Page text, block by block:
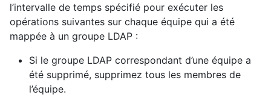
l’intervalle de temps spécifié pour exécuter les
opérations suivantes sur chaque équipe qui a été
mappée à un groupe LDAP :
Si le groupe LDAP correspondant d’une équipe a
été supprimé, supprimez tous les membres de
l’équipe.